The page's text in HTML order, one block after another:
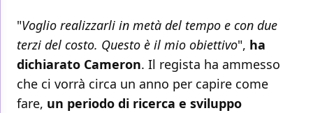
"Voglio realizzarli in metà del tempo e con due
terzi del costo. Questo è il mio obiettivo", ha
dichiarato Cameron. Il regista ha ammesso
che ci vorrà circa un anno per capire come
fare, un periodo di ricerca e sviluppo